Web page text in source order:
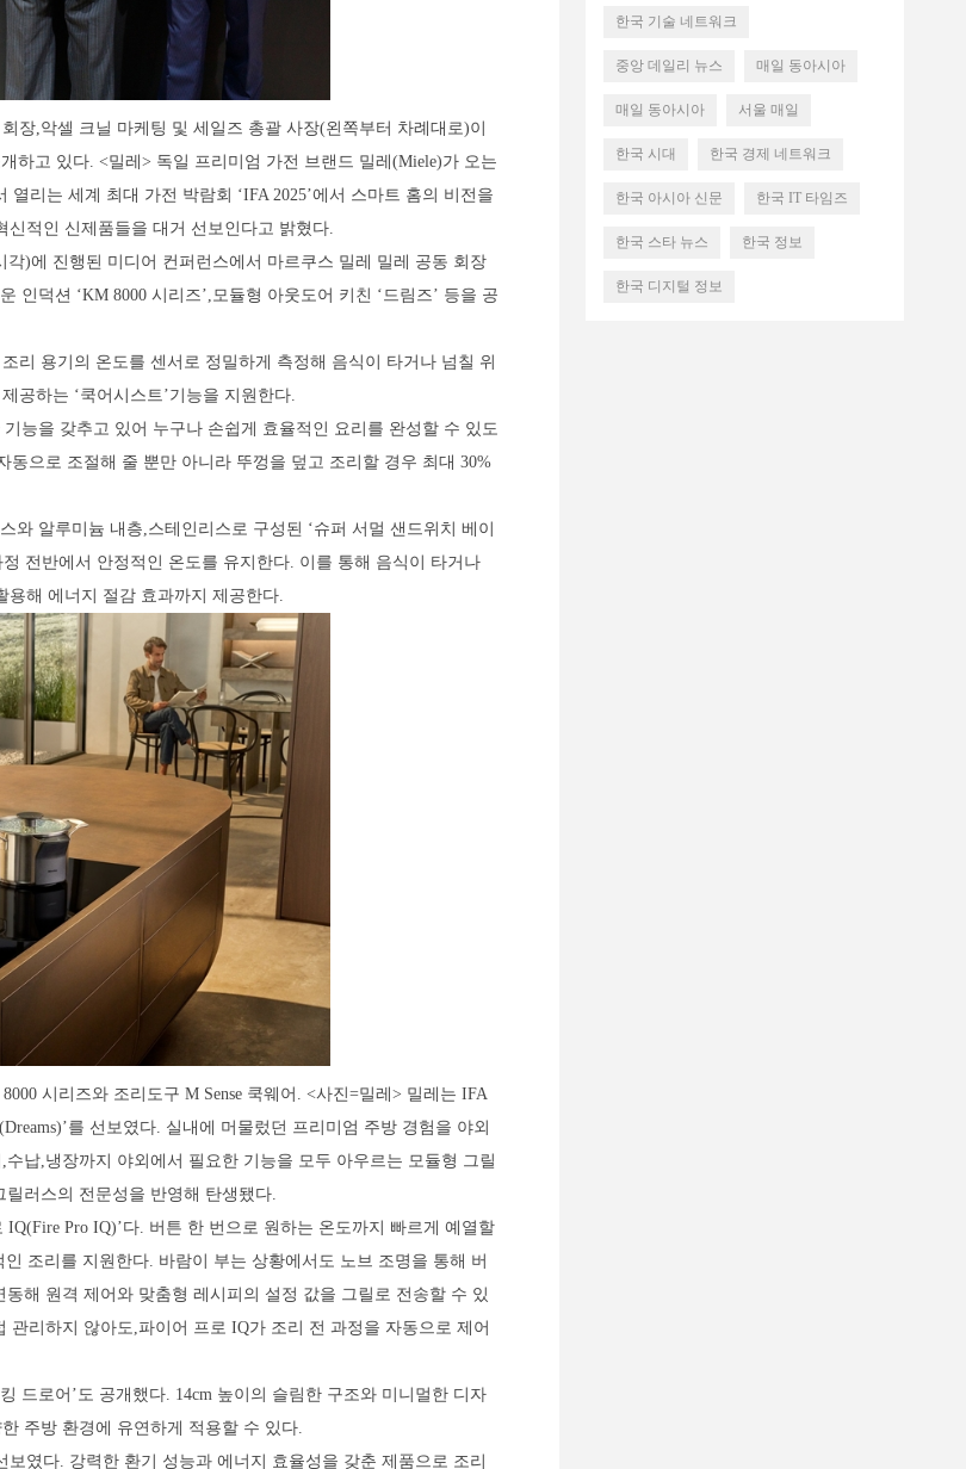
장,악셀 크닐 마케팅 및 세일즈 총괄 사장(왼쪽부터 차례대로)이
하고 있다. <밀레> 독일 프리미엄 가전 브랜드 밀레(Miele)가 오는
리는 세계 최대 가전 박람회 ‘IFA 2025’에서 스마트 홈의 비전을
적인 신제품들을 대거 선보인다고 밝혔다.
각)에 진행된 미디어 컨퍼런스에서 마르쿠스 밀레 밀레 공동 회장
인덕션 ‘KM 8000 시리즈’,모듈형 아웃도어 키친 ‘드림즈’ 등을 공
리 용기의 온도를 센서로 정밀하게 측정해 음식이 타거나 넘칠 위
공하는 ‘쿡어시스트’기능을 지원한다.
능을 갖추고 있어 누구나 손쉽게 효율적인 요리를 완성할 수 있도
동으로 조절해 줄 뿐만 아니라 뚜껑을 덮고 조리할 경우 최대 30%
와 알루미늄 내층,스테인리스로 구성된 ‘슈퍼 서멀 샌드위치 베이
전반에서 안정적인 온도를 유지한다. 이를 통해 음식이 타거나
용해 에너지 절감 효과까지 제공한다.
시리즈와 조리도구 M Sense 쿡웨어. <사진=밀레> 밀레는 IFA
를 선보였다. 실내에 머물렀던 프리미엄 주방 경험을 야외
납,냉장까지 야외에서 필요한 기능을 모두 아우르는 모듈형 그릴
러스의 전문성을 반영해 탄생됐다.
Pro IQ)’다. 버튼 한 번으로 원하는 온도까지 빠르게 예열할
조리를 지원한다. 바람이 부는 상황에서도 노브 조명을 통해 버
해 원격 제어와 맞춤형 레시피의 설정 값을 그릴로 전송할 수 있
관리하지 않아도,파이어 프로 IQ가 조리 전 과정을 자동으로 제어
드로어’도 공개했다. 14cm 높이의 슬림한 구조와 미니멀한 디자
주방 환경에 유연하게 적용할 수 있다.
였다. 강력한 환기 성능과 에너지 효율성을 갖춘 제품으로 조리
한국 기술 네트워크
중앙 데일리 뉴스 매일 동아시아
매일 동아시아 서울 매일
한국 시대 한국 경제 네트워크
한국 아시아 신문 한국 IT 타임즈
한국 스타 뉴스 한국 정보
한국 디지털 정보